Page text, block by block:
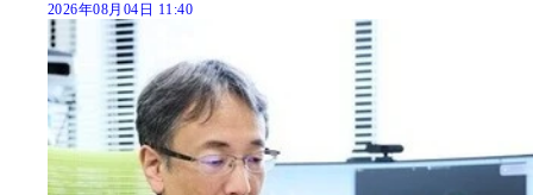
2026年08月04日 11:40